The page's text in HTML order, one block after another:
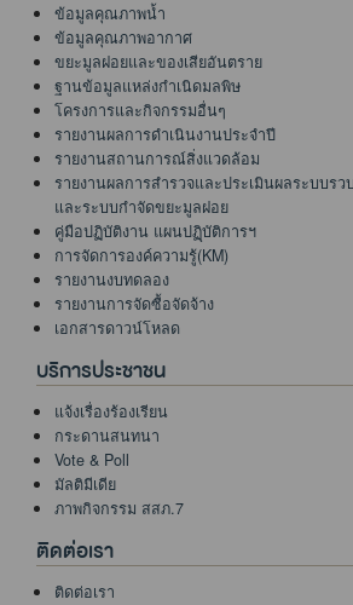
ข้อมูลคุณภาพน้ำ
ข้อมูลคุณภาพอากาศ
ขยะมูลฝอยและของเสียอันตราย
ฐานข้อมูลแหล่งกำเนิดมลพิษ
โครงการและกิจกรรมอื่นๆ
รายงานผลการดำเนินงานประจำปี
รายงานสถานการณ์สิ่งแวดล้อม
รายงานผลการสำรวจและประเมินผลระบบร
และระบบกำจัดขยะมูลฝอย
คู่มือปฏิบัติงาน แผนปฏฺิบัติการฯ
การจัดการองค์ความรู้(KM)
รายงานงบทดลอง
รายงานการจัดซื้อจัดจ้าง
เอกสารดาวน์โหลด
บริการประชาชน
แจ้งเรื่องร้องเรียน
กระดานสนทนา
Vote & Poll
มัลติมีเดีย
ภาพกิจกรรม สสภ.7
ติดต่อเรา
ติดต่อเรา